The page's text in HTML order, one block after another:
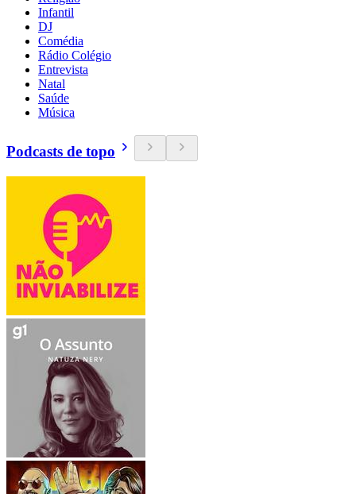
Infantil
DJ
Comédia
Rádio Colégio
Entrevista
Natal
Saúde
Música
Podcasts de topo